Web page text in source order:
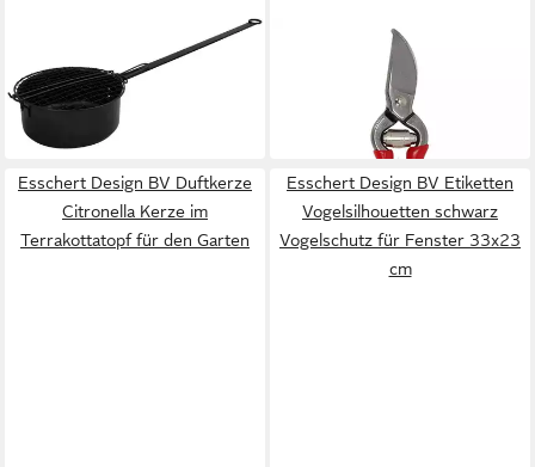
Popcorn-Pfanne Esschert
Design Popcornpfanne
24,90 €
in 3-4 Werktagen bei dir
ESSCHERT DESIGN
Gartenschere Gartenschere
Rot, 1 Stück – Präzise für
in 3-4 Werktagen bei dir
Esschert Design BV Duftkerze
Citronella Kerze im
Terrakottatopf für den Garten
Esschert Design BV Etiketten
Vogelsilhouetten schwarz
Vogelschutz für Fenster 33x23
cm